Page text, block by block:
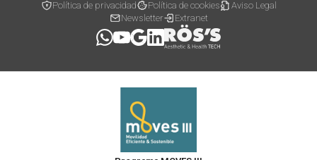
Política de privacidad
Política de cookies
Aviso Legal
Newsletter
Extranet